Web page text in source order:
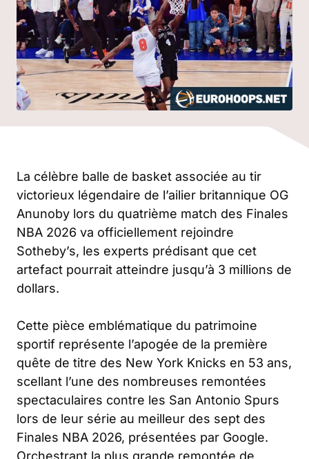
La célèbre balle de basket associée au tir
victorieux légendaire de l’ailier britannique OG
Anunoby lors du quatrième match des Finales
NBA 2026 va officiellement rejoindre
Sotheby’s, les experts prédisant que cet
artefact pourrait atteindre jusqu’à 3 millions de
dollars.
Cette pièce emblématique du patrimoine
sportif représente l’apogée de la première
quête de titre des New York Knicks en 53 ans,
scellant l’une des nombreuses remontées
spectaculaires contre les San Antonio Spurs
lors de leur série au meilleur des sept des
Finales NBA 2026, présentées par Google.